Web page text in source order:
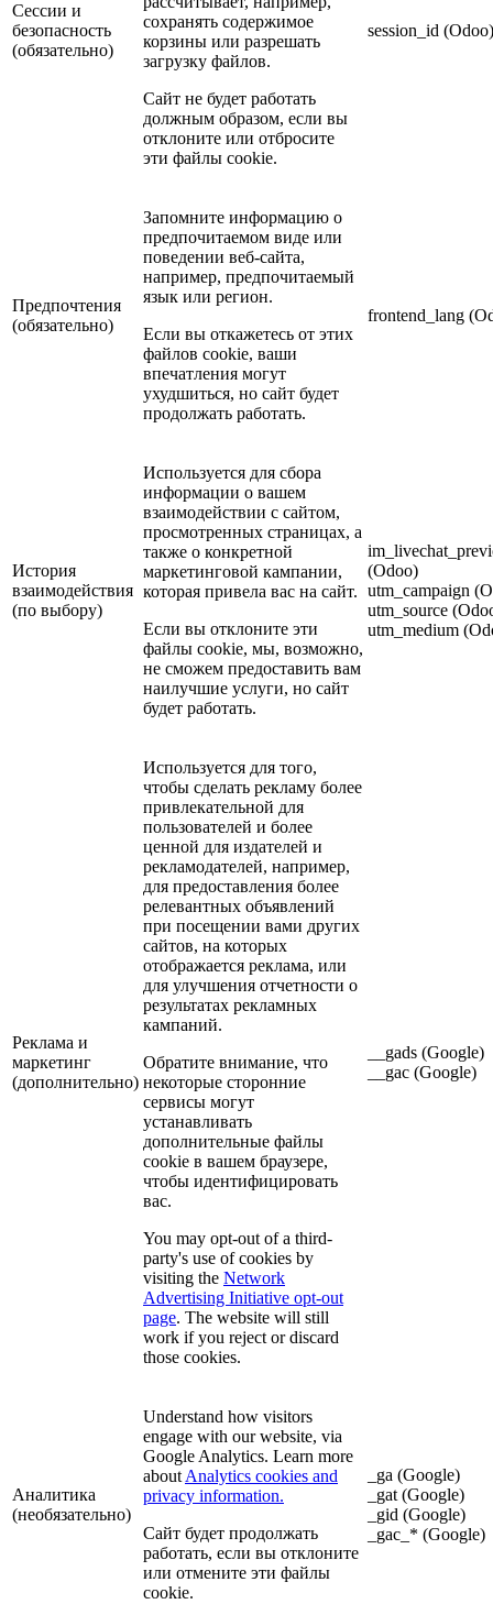
Сессии и
безопасность
(обязательно)
сохранять содержимое
корзины или разрешать
загрузку файлов.
Сайт не будет работать
должным образом, если вы
отклоните или отбросите
эти файлы cookie.
session_id (Odoo)
Предпочтения
(обязательно)
Запомните информацию о
предпочитаемом виде или
поведении веб-сайта,
например, предпочитаемый
язык или регион.
Если вы откажетесь от этих
файлов cookie, ваши
впечатления могут
ухудшиться, но сайт будет
продолжать работать.
frontend_lang
История
взаимодействия
(по выбору)
Используется для сбора
информации о вашем
взаимодействии с сайтом,
просмотренных страницах, а
также о конкретной
маркетинговой кампании,
которая привела вас на сайт.
Если вы отклоните эти
файлы cookie, мы, возможно,
не сможем предоставить вам
наилучшие услуги, но сайт
будет работать.
(Odoo)
utm_campaign
utm_source
utm_medium
Реклама и
маркетинг
(дополнительно)
Используется для того,
чтобы сделать рекламу более
привлекательной для
пользователей и более
ценной для издателей и
рекламодателей, например,
для предоставления более
релевантных объявлений
при посещении вами других
сайтов, на которых
отображается реклама, или
для улучшения отчетности о
результатах рекламных
кампаний.
Обратите внимание, что
некоторые сторонние
сервисы могут
устанавливать
дополнительные файлы
cookie в вашем браузере,
чтобы идентифицировать
вас.
You may opt-out of a third-
party's use of cookies by
visiting the Network
Advertising Initiative opt-out
page. The website will still
work if you reject or discard
those cookies.
__gads (Google)
__gac (Google)
Аналитика
(необязательно)
Understand how visitors
engage with our website, via
Google Analytics. Learn more
about Analytics cookies and
privacy information.
Сайт будет продолжать
работать, если вы отклоните
или отмените эти файлы
cookie.
_ga (Google)
_gat (Google)
_gid (Google)
_gac_* (Google)